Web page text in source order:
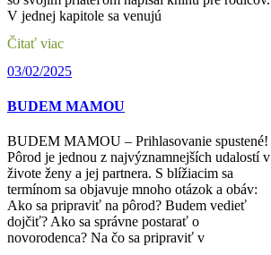
V jednej kapitole sa venujú
Čitať viac
03/02/2025
BUDEM MAMOU
BUDEM MAMOU – Prihlasovanie spustené!
Pôrod je jednou z najvýznamnejších udalostí v
živote ženy a jej partnera. S blížiacim sa
termínom sa objavuje mnoho otázok a obáv:
Ako sa pripraviť na pôrod? Budem vedieť
dojčiť? Ako sa správne postarať o
novorodenca? Na čo sa pripraviť v